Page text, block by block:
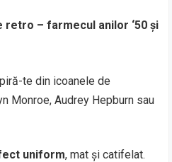
– farmecul anilor ‘50 și
te din icoanele de
Monroe, Audrey Hepburn sau
uniform, mat și catifelat.